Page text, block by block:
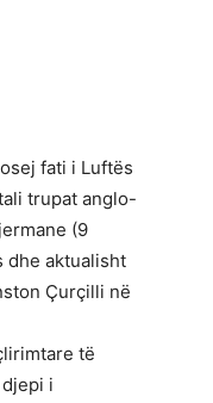
fati i Luftës
trupat anglo-
(9
dhe aktualisht
Çurçilli në
të
i